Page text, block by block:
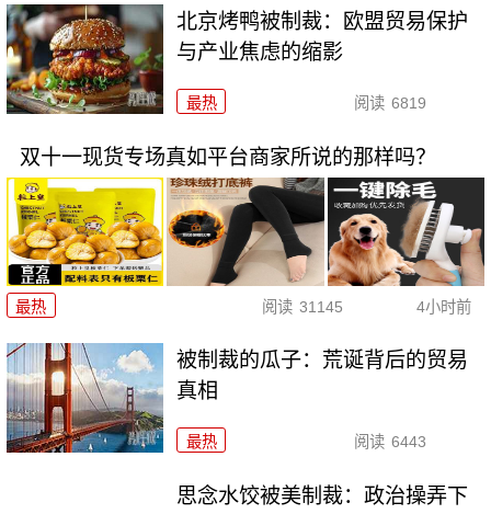
北京烤鸭被制裁：欧盟贸易保护
与产业焦虑的缩影
最热 阅读 6819
双十一现货专场真如平台商家所说的那样吗？
最热 阅读 31145 4小时前
被制裁的瓜子：荒诞背后的贸易
真相
最热 阅读 6443
思念水饺被美制裁：政治操弄下